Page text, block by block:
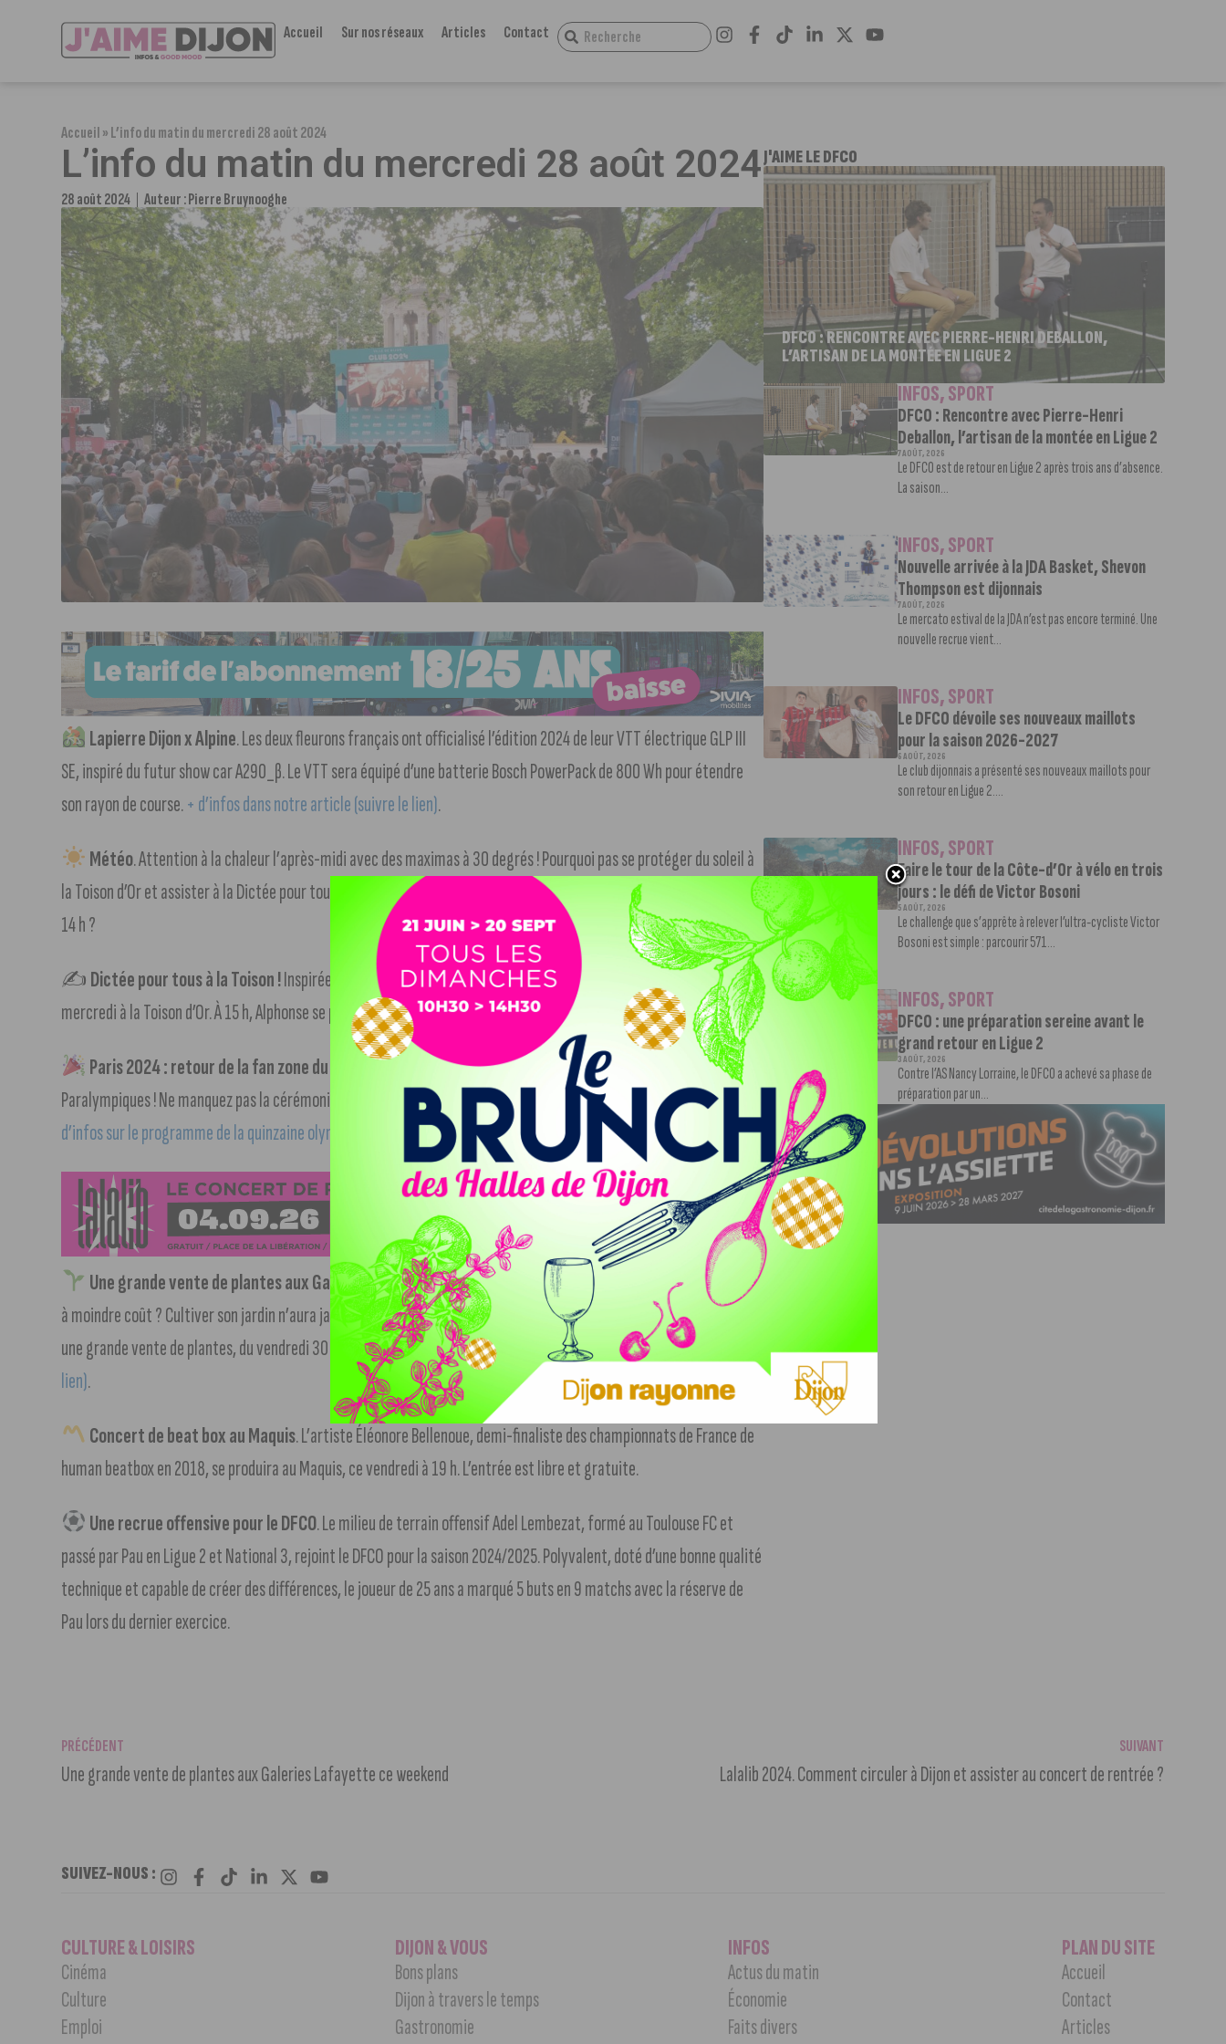
Accueil Sur nos réseaux Articles Contact
Accueil»L’info du matin du mercredi 28 août 2024
L’info du matin du mercredi 28 août 2024
28 août 2024 Auteur :Pierre Bruynooghe
Lapierre Dijon x Alpine. Les deux fleurons français ont officialisé l’édition 2024 de leur VTT électrique GLP III
SE, inspiré du futur show car A290_β. Le VTT sera équipé d’une batterie Bosch PowerPack de 800 Wh pour étendre
son rayon de course.+ d’infos dans notre article (suivre le lien).
Météo. Attention à la chaleur l’après-midi avec des maximas à 30 degrés ! Pourquoi pas se protéger du soleil à
la Toison d’Or et assister à la Dictée pour tous, animée par Alphonse, vainqueur de la dernière saison de The Voice, à
14 h ?
✍️ Dictée pour tous à la Toison !Inspirée de la fameuse dictée de Bernard Pivot, la Dictée pour tous revient ce
mercredi à la Toison d’Or. À 15 h, Alphonse se produira en showcase.+ d’infos dans notre article (suivre le lien).
Paris 2024 : retour de la fan zone du Jardin Darcy
. Le Club 2024 fait son grand retour pour les Jeux
Paralympiques ! Ne manquez pas la cérémonie d’ouverture, ce soir à 20 h. Celle-ci sera diffusée sur écran géant.
d’infos sur le programme de la quinzaine olympique dans notre article (suivre le lien)
Une grande vente de plantes aux Galeries Lafayette ce weekend
. Tu souhaites végétaliser ton intérieur
à moindre coût ? Cultiver son jardin n’aura jamais paru aussi accessible : les Galeries Lafayette à Dijon accueillent
une grande vente de plantes, du vendredi 30 août au dimanche 1er septembre.
+ d’infos dans notre article (suivre le
lien).
Concert de beat box au Maquis. L’artiste Éléonore Bellenoue, demi-finaliste des championnats de France de
human beatbox en 2018, se produira au Maquis, ce vendredi à 19 h. L’entrée est libre et gratuite.
Une recrue offensive pour le DFCO. Le milieu de terrain offensif Adel Lembezat, formé au Toulouse FC et
passé par Pau en Ligue 2 et National 3, rejoint le DFCO pour la saison 2024/2025. Polyvalent, doté d’une bonne qualité
technique et capable de créer des différences, le joueur de 25 ans a marqué 5 buts en 9 matchs avec la réserve de
Pau lors du dernier exercice.
J'AIME LE DFCO
DFCO : RENCONTRE AVEC PIERRE-HENRI DEBALLON,
L’ARTISAN DE LA MONTÉE EN LIGUE 2
INFOS,SPORT
DFCO : Rencontre avec Pierre-Henri
Deballon, l’artisan de la montée en Ligue 2
7 AOÛT, 2026
Le DFCO est de retour en Ligue 2 après trois ans d’absence.
La saison...
INFOS,SPORT
Nouvelle arrivée à la JDA Basket, Shevon
Thompson est dijonnais
7 AOÛT, 2026
Le mercato estival de la JDA n’est pas encore terminé. Une
nouvelle recrue vient...
INFOS,SPORT
Le DFCO dévoile ses nouveaux maillots
pour la saison 2026-2027
6 AOÛT, 2026
Le club dijonnais a présenté ses nouveaux maillots pour
son retour en Ligue 2....
INFOS,SPORT
Faire le tour de la Côte-d’Or à vélo en trois
jours : le défi de Victor Bosoni
5 AOÛT, 2026
Le challenge que s’apprête à relever l’ultra-cycliste Victor
Bosoni est simple : parcourir 571...
INFOS,SPORT
DFCO : une préparation sereine avant le
grand retour en Ligue 2
3 AOÛT, 2026
Contre l’AS Nancy Lorraine, le DFCO a achevé sa phase de
préparation par un...
PRÉCÉDENT
Une grande vente de plantes aux Galeries Lafayette ce weekend
SUIVANT
Lalalib 2024. Comment circuler à Dijon et assister au concert de rentrée ?
SUIVEZ-NOUS :
CULTURE & LOISIRS
Cinéma
Culture
Emploi
DIJON & VOUS
Bons plans
Dijon à travers le temps
Gastronomie
INFOS
Actus du matin
Économie
Faits divers
PLAN DU SITE
Accueil
Contact
Articles